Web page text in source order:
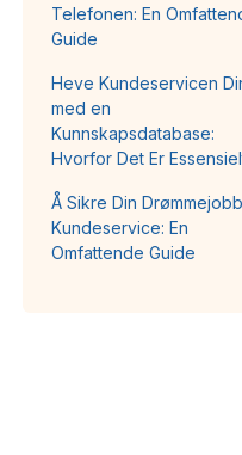
Telefonen: En
Guide
Heve Kundeservicen
med en
Kunnskapsdatabase:
Hvorfor Det Er
Å Sikre Din
Kundeservice: En
Omfattende Guide